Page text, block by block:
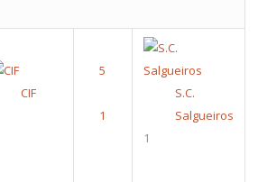
CIF
S.C.
Salgueiros
1